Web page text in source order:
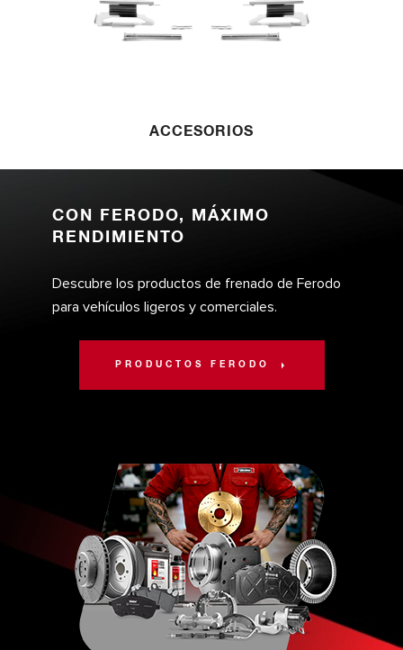
ACCESORIOS
CON FERODO, MÁXIMO
RENDIMIENTO
Descubre los productos de frenado de Ferodo
para vehículos ligeros y comerciales.
PRODUCTOS FERODO